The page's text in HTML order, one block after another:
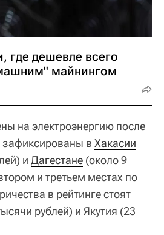
где дешевле всего
майнингом
на электроэнергию после
зафиксированы в Хакасии
и Дагестане (около 9
и третьем местах по
в рейтинге стоят
рублей) и Якутия (23